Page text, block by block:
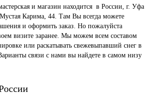
и магазин находится в России, г. Уфа
Карима, 44. Там Вы всегда можете
и оформить заказ. Но пожалуйста
визите заранее. Мы можем всем составом
или раскатывать свежевыпавший снег в
связи с нами вы найдете в самом низу